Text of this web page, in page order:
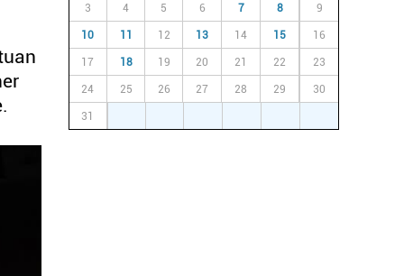
3 4 5 6 7 8 9
10 11 12 13 14 15 16
17 18 19 20 21 22 23
24 25 26 27 28 29 30
31